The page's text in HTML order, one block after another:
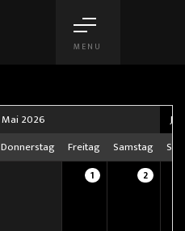
MENU
Mai 2026
Donnerstag Freitag Samstag
1 2